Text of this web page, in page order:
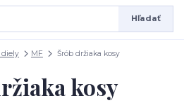
Hľadať
diely MF Šrób držiaka kosy
kosy